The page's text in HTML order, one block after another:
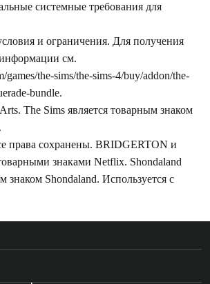
системные требования для
и ограничения. Для получения
см.
games/the-sims/the-sims-4/buy/addon/the-
bundle.
The Sims является товарным знаком
права сохранены. BRIDGERTON и
знаками Netflix. Shondaland
знаком Shondaland. Используется с